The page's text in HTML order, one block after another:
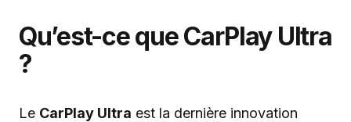
Qu’est-ce que CarPlay Ultra
?
Le CarPlay Ultra est la dernière innovation